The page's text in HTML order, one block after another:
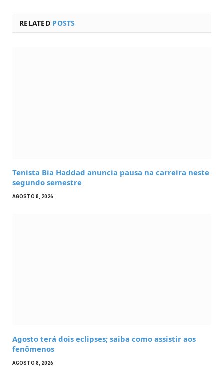
RELATED POSTS
Tenista Bia Haddad anuncia pausa na carreira neste
segundo semestre
AGOSTO 8, 2026
Agosto terá dois eclipses; saiba como assistir aos
fenômenos
AGOSTO 8, 2026